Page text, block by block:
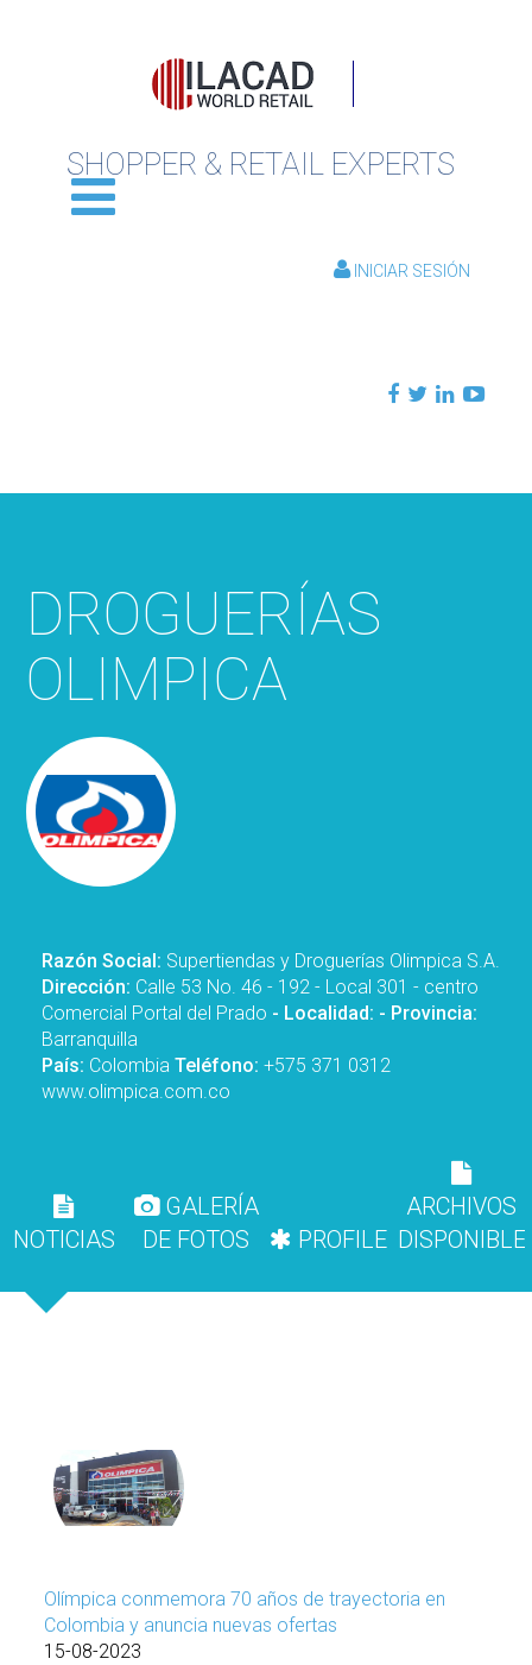
SHOPPER & RETAIL EXPERTS
INICIAR SESIÓN
DROGUERÍAS
OLIMPICA
Razón Social: Supertiendas y Droguerías Olimpica S.A.
Dirección: Calle 53 No. 46 - 192 - Local 301 - centro
Comercial Portal del Prado - Localidad: - Provincia:
Barranquilla
País: Colombia Teléfono:+575 371 0312
www.olimpica.com.co
NOTICIAS
GALERÍA
DE FOTOS
PROFILE
ARCHIVOS
Olímpica conmemora 70 años de trayectoria en
Colombia y anuncia nuevas ofertas
15-08-2023